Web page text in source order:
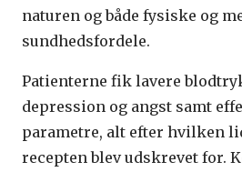
naturen og både fysiske og
sundhedsfordele.
Patienterne fik lavere
depression og angst samt
parametre, alt efter hvilken
recepten blev udskrevet for.